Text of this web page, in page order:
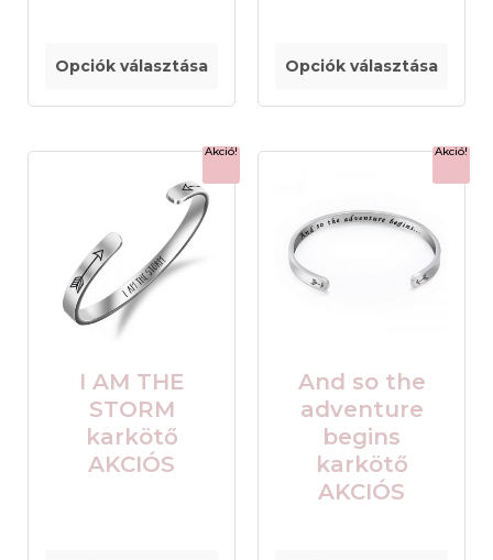
Opciók választása Opciók választása
Akció!
I AM THE
STORM
karkötő
AKCIÓS
Akció!
And so the
adventure
begins
karkötő
AKCIÓS